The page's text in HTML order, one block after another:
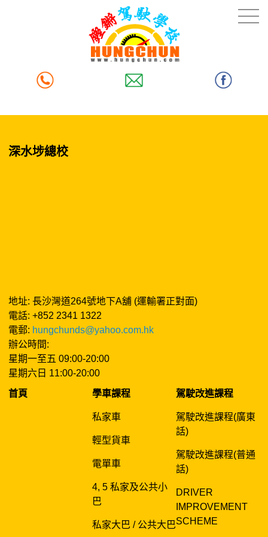
深水埗總校
地址: 長沙灣道264號地下A舖 (運輸署正對面)
電話: +852 2341 1322
電郵: hungchunds@yahoo.com.hk
辦公時間:
星期一至五 09:00-20:00
星期六日 11:00-20:00
首頁
學車課程
私家車
輕型貨車
電單車
4, 5 私家及公共小
巴
私家大巴 / 公共大巴
駕駛改進課程
駕駛改進課程(廣東
話)
駕駛改進課程(普通
話)
DRIVER
IMPROVEMENT
SCHEME